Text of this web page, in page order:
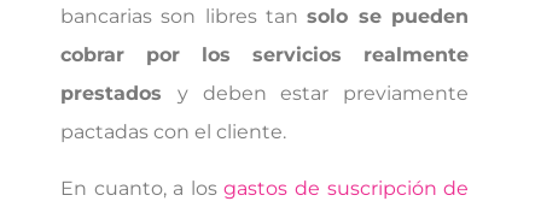
bancarias son libres tansolo se pueden
cobrar por los servicios realmente
prestados y deben estar previamente
pactadas con el cliente.
En cuanto, a losgastos de suscripción de